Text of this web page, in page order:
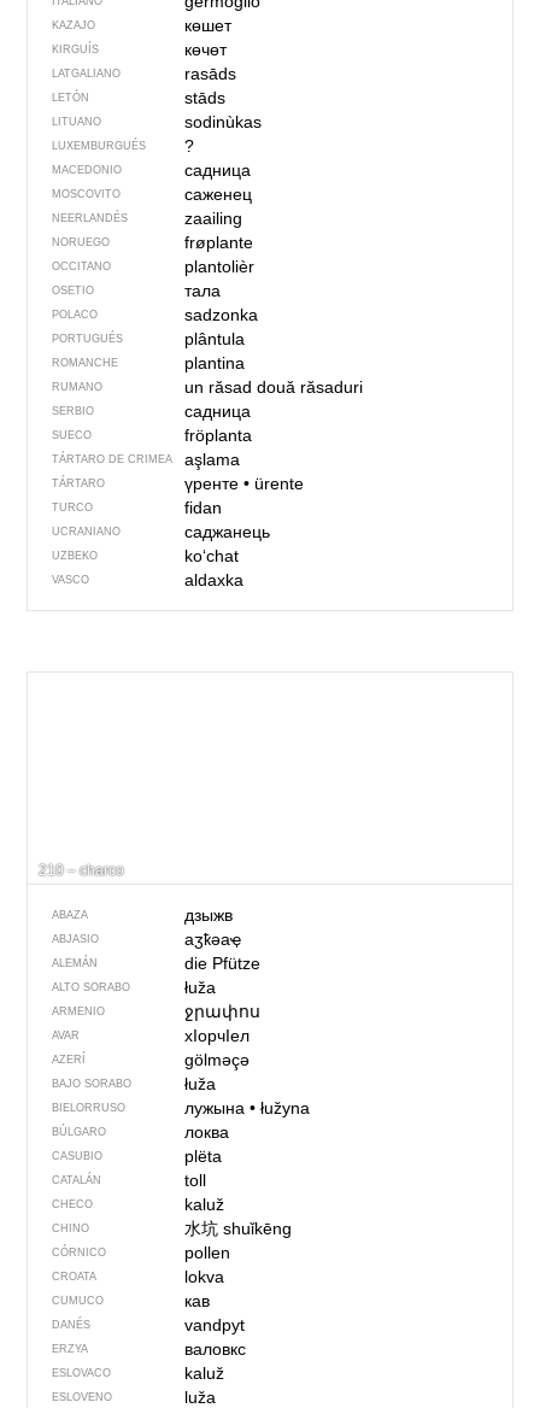
KAZAJO көшет
KIRGUÍS көчөт
LATGALIANO rasāds
LETÓN stāds
LITUANO sodinùkas
LUXEMBURGUÉS ?
MACEDONIO садница
MOSCOVITO саженец
NEERLANDÉS zaailing
NORUEGO frøplante
OCCITANO plantolièr
OSETIO тала
POLACO sadzonka
PORTUGUÉS plântula
ROMANCHE plantina
RUMANO un răsaddouă răsaduri
SERBIO садница
SUECO fröplanta
TÁRTARO DE CRIMEA aşlama
TÁRTARO үренте• ürente
TURCO fidan
UCRANIANO саджанець
UZBEKO ko‘chat
VASCO aldaxka
210 – charco
ABAZA дзыжв
ABJASIO аӡҟәаҿ
ALEMÁN die Pfütze
ALTO SORABO łuža
ARMENIO ջրափոս
AVAR хIорчIел
AZERÍ gölməçə
BAJO SORABO łuža
BIELORRUSO лужына• łužyna
BÚLGARO локва
CASUBIO plëta
CATALÁN toll
CHECO kaluž
CHINO 水坑shuǐkēng
CÓRNICO pollen
CROATA lokva
CUMUCO кав
DANÉS vandpyt
ERZYA валовкс
ESLOVACO kaluž
ESLOVENO luža